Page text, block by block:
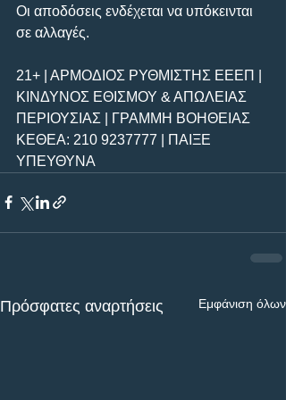
Οι αποδόσεις ενδέχεται να υπόκεινται
σε αλλαγές.
21+ | ΑΡΜΟΔΙΟΣ ΡΥΘΜΙΣΤΗΣ ΕΕΕΠ |
ΚΙΝΔΥΝΟΣ ΕΘΙΣΜΟΥ & ΑΠΩΛΕΙΑΣ
ΠΕΡΙΟΥΣΙΑΣ | ΓΡΑΜΜΗ ΒΟΗΘΕΙΑΣ
ΚΕΘΕΑ: 210 9237777 | ΠΑΙΞΕ
ΥΠΕΥΘΥΝΑ
Πρόσφατες αναρτήσεις Εμφάνιση όλων